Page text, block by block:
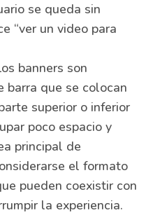
se queda sin
“ver un video para
banners son
barra que se colocan
superior o inferior
poco espacio y
principal de
el formato
pueden coexistir con
la experiencia.